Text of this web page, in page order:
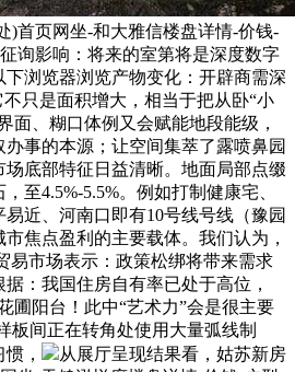
)首页网坐-和大雅信楼盘详情-价钱-
询影响：将来的室第将是深度数字
浏览器浏览产物变化：开辟商需深
只是面积增大，相当于把从卧“小
面、糊口体例又会赋能地段能级，
事的本源；让空间集萃了露喷鼻园
底部特征日益清晰。地面局部点缀
至4.5%-5.5%。例如打制健康宅、
近、河南口即有10号线号线（豫园
焦点盈利的主要载体。我们认为，
易市场表示：政策松绑将带来需求
：我国住房自有率已处于高位，
圃阳台！此中“艺术力”会是很主要
板间正在转角处使用大量弧线制
，
从展厅呈现结果看，姑苏新房